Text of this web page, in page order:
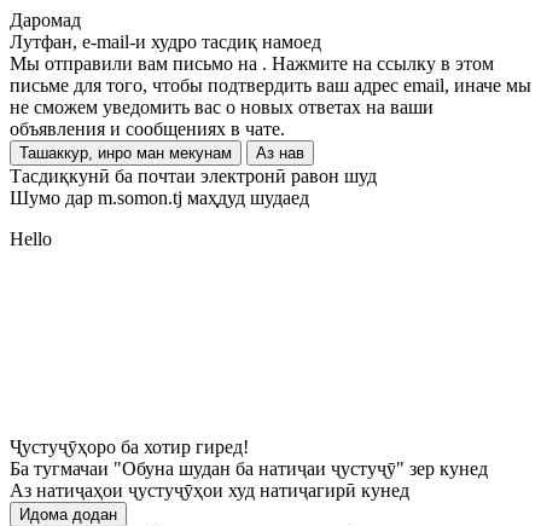
Даромад
Лутфан, e-mail-и худро тасдиқ намоед
Мы отправили вам письмо на . Нажмите на ссылку в этом
письме для того, чтобы подтвердить ваш адрес email, иначе мы
не сможем уведомить вас о новых ответах на ваши
объявления и сообщениях в чате.
Ташаккур, инро ман мекунам Аз нав
Тасдиқкунӣ ба почтаи электронӣ равон шуд
Шумо дар m.somon.tj маҳдуд шудаед
Hello
Ҷустуҷӯҳоро ба хотир гиред!
Ба тугмачаи "Обуна шудан ба натиҷаи ҷустуҷӯ" зер кунед
Аз натиҷаҳои ҷустуҷӯҳои худ натиҷагирӣ кунед
Идома додан